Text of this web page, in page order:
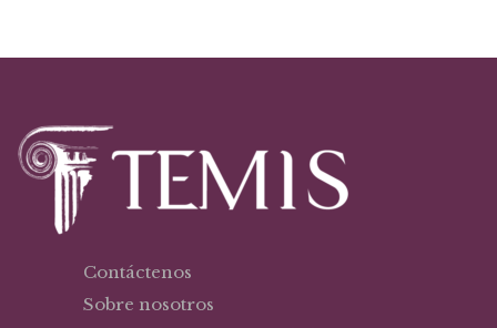
$35,99.$25,19.
Contáctenos
Sobre nosotros